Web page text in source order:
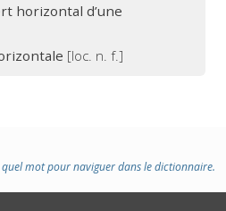
horizontal d’une
[loc. n. f.]
mot pour naviguer dans le dictionnaire.